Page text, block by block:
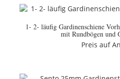
1- 2- läufig Gardinenschiene
mit Rundbögen und
Preis auf